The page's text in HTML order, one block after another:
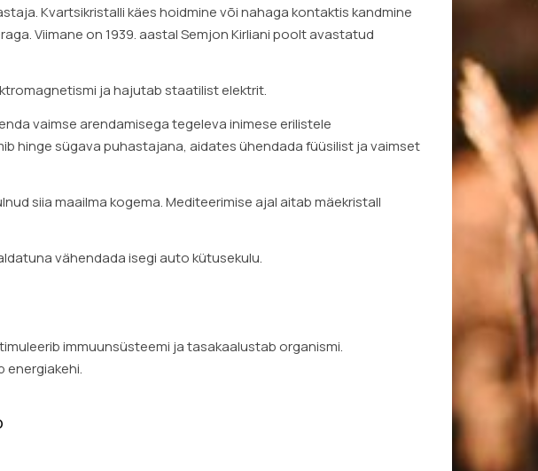
Kvartsikristalli käes hoidmine või nahaga kontaktis kandmine
Viimane on 1939. aastal Semjon Kirliani poolt avastatud
ja hajutab staatilist elektrit.
vaimse arendamisega tegeleva inimese erilistele
hinge sügava puhastajana, aidates ühendada füüsilist ja vaimset
siia maailma kogema. Mediteerimise ajal aitab mäekristall
vähendada isegi auto kütusekulu.
immuunsüsteemi ja tasakaalustab organismi.
energiakehi.